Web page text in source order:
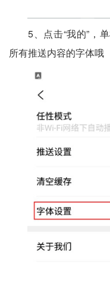
5、点击“我的”，
所有推送内容的字体哦